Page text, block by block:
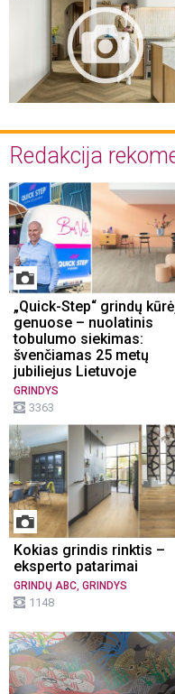
Redakcija
„Quick-Step“ grindų
genuose – nuolatinis
tobulumo siekimas:
švenčiamas 25 metų
jubiliejus Lietuvoje
GRINDYS
3363
Kokias grindis rinktis –
eksperto patarimai
GRINDŲ ABC GRINDYS
1148